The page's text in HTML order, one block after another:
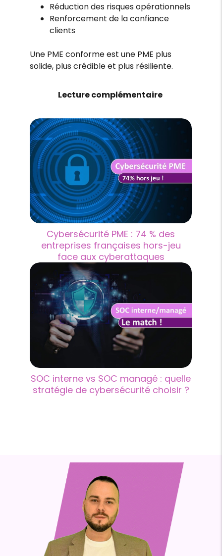
Réduction des risques opérationnels
Renforcement de la confiance
clients
Une PME conforme est une PME plus
solide, plus crédible et plus résiliente.
Lecture complémentaire
Cybersécurité PME : 74 % des
entreprises françaises hors-jeu
face aux cyberattaques
SOC interne vs SOC managé : quelle
stratégie de cybersécurité choisir ?